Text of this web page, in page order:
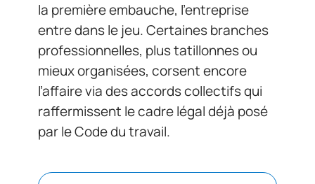
la première embauche, l’entreprise
entre dans le jeu. Certaines branches
professionnelles, plus tatillonnes ou
mieux organisées, corsent encore
l’affaire via des accords collectifs qui
raffermissent le cadre légal déjà posé
par le Code du travail.